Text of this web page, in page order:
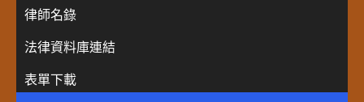
律師名錄
法律資料庫連結
表單下載